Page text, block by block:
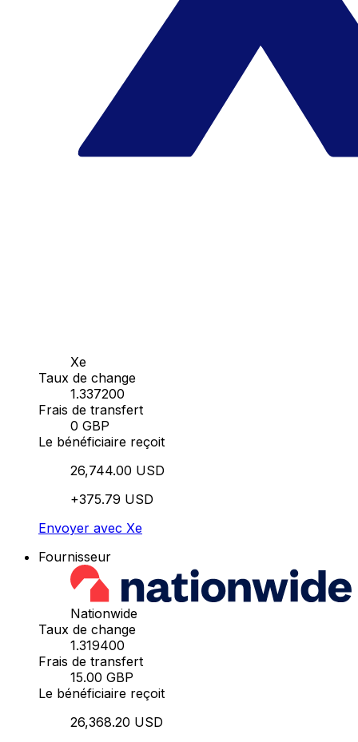
Xe
Taux de change
1.337200
Frais de transfert
0 GBP
Le bénéficiaire reçoit
26,744.00 USD
+375.79 USD
Envoyer avec Xe
Fournisseur
Nationwide
Taux de change
1.319400
Frais de transfert
15.00 GBP
Le bénéficiaire reçoit
26,368.20 USD